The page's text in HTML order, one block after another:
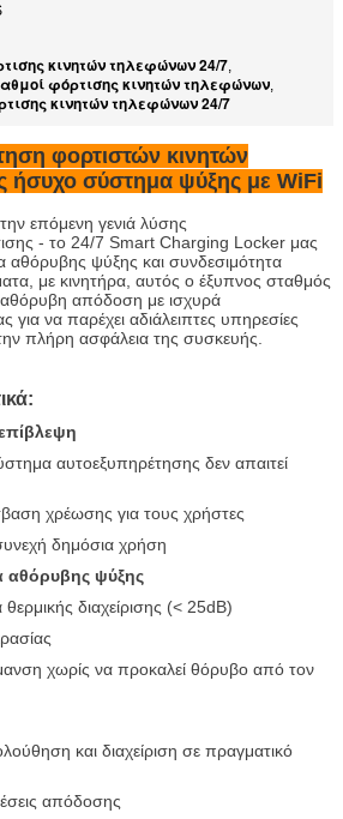
ένα μήνυμα
je snel terug!
κινητών τηλεφώνων 24/7,
φόρτισης κινητών τηλεφώνων,
κινητών τηλεφώνων 24/7
φορτιστών κινητών
ήσυχο σύστημα ψύξης με WiFi
επόμενη γενιά λύσης
- το 24/7 Smart Charging Locker μας
αθόρυβης ψύξης και συνδεσιμότητα
με κινητήρα, αυτός ο έξυπνος σταθμός
αθόρυβη απόδοση με ισχυρά
για να παρέχει αδιάλειπτες υπηρεσίες
πλήρη ασφάλεια της συσκευής.
αυτοεξυπηρέτησης δεν απαιτεί
χρέωσης για τους χρήστες
δημόσια χρήση
αθόρυβης ψύξης
διαχείρισης (< 25dB)
χωρίς να προκαλεί θόρυβο από τον
και διαχείριση σε πραγματικό
απόδοσης